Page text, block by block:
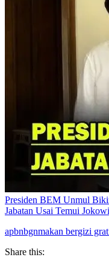
Presiden BEM Unmul
Jabatan Usai Temui
apbnbgnmakan bergizi
Share this: